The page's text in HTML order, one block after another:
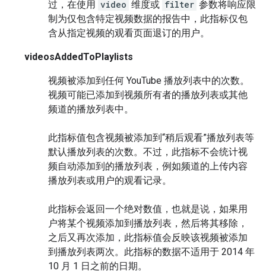
过，在使用 video 维度或 filter 参数将响应限
制为仅包含特定视频数据的报告中，此指标仅包
含从指定视频的观看页面退订的用户。
videosAddedToPlaylists
视频被添加到任何 YouTube 播放列表中的次数。
视频可能已添加到视频所有者的播放列表或其他
频道的播放列表中。
此指标值包含视频被添加到“稍后观看”播放列表等
默认播放列表的次数。不过，此指标不会统计视
频自动添加到的播放列表，例如频道的上传内容
播放列表或用户的观看记录。
此指标会返回一个绝对数值，也就是说，如果用
户将某个视频添加到播放列表，然后将其移除，
之后又再次添加，此指标值会反映该视频被添加
到播放列表两次。此指标的数据不适用于 2014 年
10 月 1 日之前的日期。